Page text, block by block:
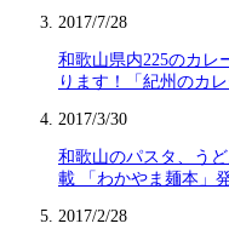
2017/7/28
和歌山県内225のカレ
ります！「紀州のカ
2017/3/30
和歌山のパスタ、う
載 「わかやま麺本」
2017/2/28